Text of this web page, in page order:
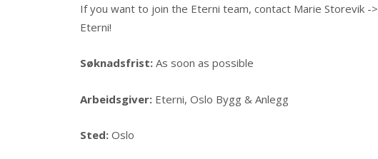
If you want to join the Eterni team, contact Marie Storevik ->
Eterni!
Søknadsfrist: As soon as possible
Arbeidsgiver: Eterni, Oslo Bygg & Anlegg
Sted: Oslo